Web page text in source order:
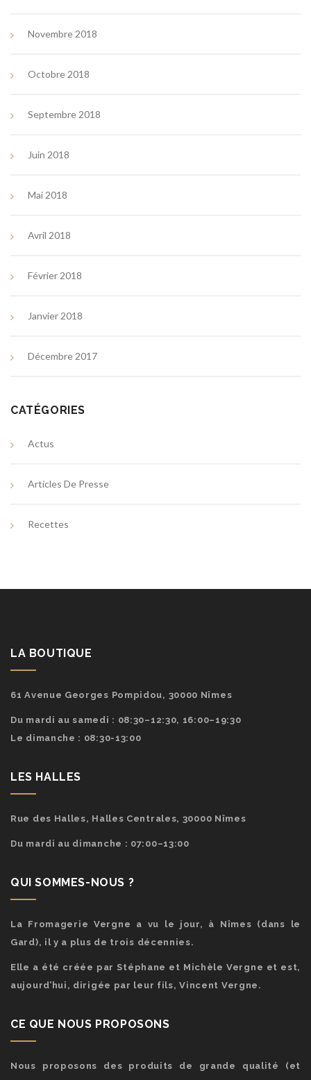
Novembre 2018
Octobre 2018
Septembre 2018
Juin 2018
Mai 2018
Avril 2018
Février 2018
Janvier 2018
Décembre 2017
CATÉGORIES
Actus
Articles De Presse
Recettes
LA BOUTIQUE
61 Avenue Georges Pompidou, 30000 Nîmes
Du mardi au samedi : 08:30–12:30, 16:00–19:30
Le dimanche : 08:30-13:00
LES HALLES
Rue des Halles, Halles Centrales, 30000 Nîmes
Du mardi au dimanche : 07:00–13:00
QUI SOMMES-NOUS ?
La Fromagerie Vergne a vu le jour, à Nîmes (dans le
Gard), il y a plus de trois décennies.
Elle a été créée par Stéphane et Michèle Vergne et est,
aujourd’hui, dirigée par leur fils, Vincent Vergne.
CE QUE NOUS PROPOSONS
Nous proposons des produits de grande qualité (et